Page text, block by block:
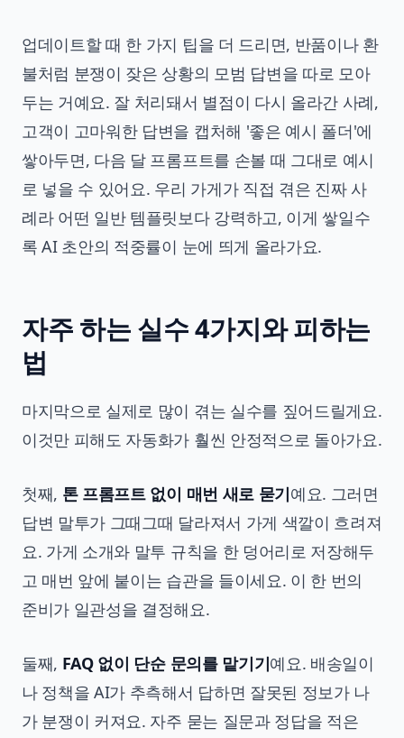
업데이트할 때 한 가지 팁을 더 드리면, 반품이나 환
불처럼 분쟁이 잦은 상황의 모범 답변을 따로 모아
두는 거예요. 잘 처리돼서 별점이 다시 올라간 사례,
고객이 고마워한 답변을 캡처해 '좋은 예시 폴더'에
쌓아두면, 다음 달 프롬프트를 손볼 때 그대로 예시
로 넣을 수 있어요. 우리 가게가 직접 겪은 진짜 사
례라 어떤 일반 템플릿보다 강력하고, 이게 쌓일수
록 AI 초안의 적중률이 눈에 띄게 올라가요.
자주 하는 실수 4가지와 피하는
법
마지막으로 실제로 많이 겪는 실수를 짚어드릴게요.
이것만 피해도 자동화가 훨씬 안정적으로 돌아가요.
첫째, 톤 프롬프트 없이 매번 새로 묻기예요. 그러면
답변 말투가 그때그때 달라져서 가게 색깔이 흐려져
요. 가게 소개와 말투 규칙을 한 덩어리로 저장해두
고 매번 앞에 붙이는 습관을 들이세요. 이 한 번의
준비가 일관성을 결정해요.
둘째, FAQ 없이 단순 문의를 맡기기예요. 배송일이
나 정책을 AI가 추측해서 답하면 잘못된 정보가 나
가 분쟁이 커져요. 자주 묻는 질문과 정답을 적은